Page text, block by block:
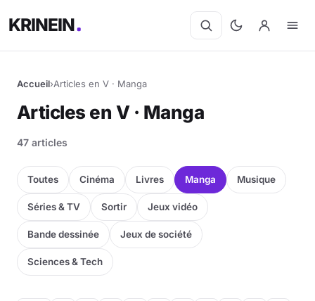
KRINEIN
Accueil›Articles en V · Manga
Articles en V · Manga
47 articles
Toutes Cinéma Livres Manga Musique
Séries & TV Sortir Jeux vidéo
Bande dessinée Jeux de société
Sciences & Tech